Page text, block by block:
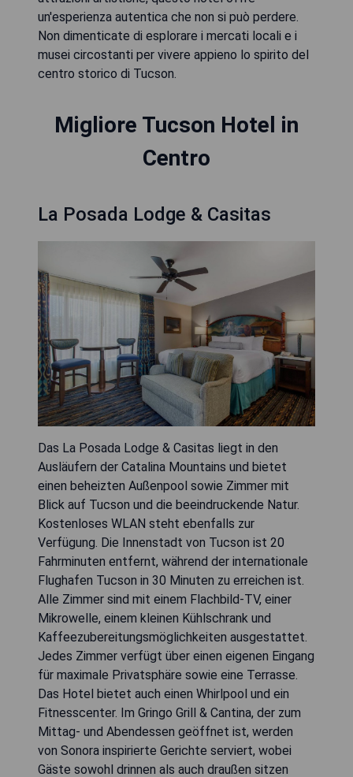
un'esperienza autentica che non si può perdere.
Non dimenticate di esplorare i mercati locali e i
musei circostanti per vivere appieno lo spirito del
centro storico di Tucson.
Migliore Tucson Hotel in
Centro
La Posada Lodge & Casitas
Das La Posada Lodge & Casitas liegt in den
Ausläufern der Catalina Mountains und bietet
einen beheizten Außenpool sowie Zimmer mit
Blick auf Tucson und die beeindruckende Natur.
Kostenloses WLAN steht ebenfalls zur
Verfügung. Die Innenstadt von Tucson ist 20
Fahrminuten entfernt, während der internationale
Flughafen Tucson in 30 Minuten zu erreichen ist.
Alle Zimmer sind mit einem Flachbild-TV, einer
Mikrowelle, einem kleinen Kühlschrank und
Kaffeezubereitungsmöglichkeiten ausgestattet.
Jedes Zimmer verfügt über einen eigenen Eingang
für maximale Privatsphäre sowie eine Terrasse.
Das Hotel bietet auch einen Whirlpool und ein
Fitnesscenter. Im Gringo Grill & Cantina, der zum
Mittag- und Abendessen geöffnet ist, werden
von Sonora inspirierte Gerichte serviert, wobei
Gäste sowohl drinnen als auch draußen sitzen